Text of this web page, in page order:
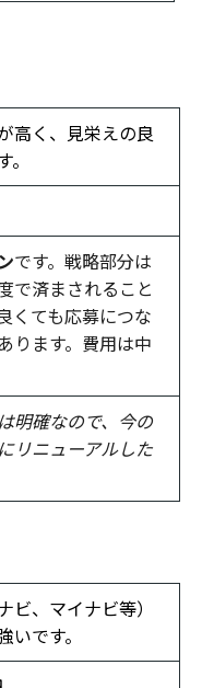
高く、見栄えの良
です。戦略部分は
で済まされること
くても応募につな
ります。費用は中
明確なので、今の
リニューアルした
ビ、マイナビ等）
です。